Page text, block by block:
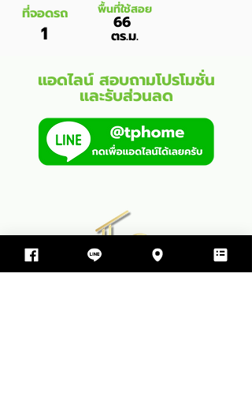
ที่จอดรถ
1
พื้นที่ใช้สอย
66
ตร.ม.
แอดไลน์ สอบถามโปรโมชั่น
และรับส่วนลด